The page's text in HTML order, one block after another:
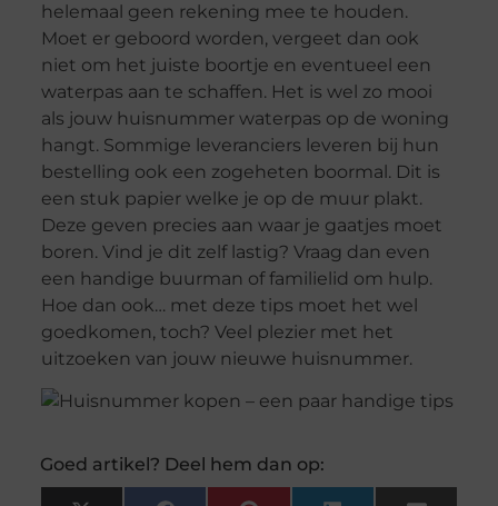
helemaal geen rekening mee te houden.
Moet er geboord worden, vergeet dan ook
niet om het juiste boortje en eventueel een
waterpas aan te schaffen. Het is wel zo mooi
als jouw huisnummer waterpas op de woning
hangt. Sommige leveranciers leveren bij hun
bestelling ook een zogeheten boormal. Dit is
een stuk papier welke je op de muur plakt.
Deze geven precies aan waar je gaatjes moet
boren. Vind je dit zelf lastig? Vraag dan even
een handige buurman of familielid om hulp.
Hoe dan ook… met deze tips moet het wel
goedkomen, toch? Veel plezier met het
uitzoeken van jouw nieuwe huisnummer.
Goed artikel? Deel hem dan op: